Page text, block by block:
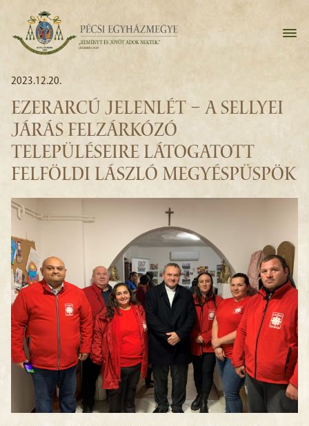
2023.12.20.
EZERARCÚ JELENLÉT – A SELLYEI
JÁRÁS FELZÁRKÓZÓ
TELEPÜLÉSEIRE LÁTOGATOTT
FELFÖLDI LÁSZLÓ MEGYÉSPÜSPÖK